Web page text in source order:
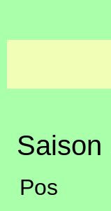
Saison
Pos